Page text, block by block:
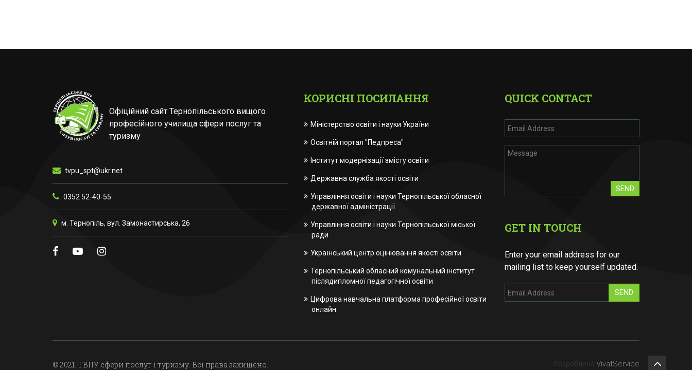
Офіційний сайт Тернопільського вищого
професійного училища сфери послуг та
туризму
tvpu_spt@ukr.net
0352 52-40-55
м. Тернопіль, вул. Замонастирська, 26
КОРИСНІ ПОСИЛАННЯ
Міністерство освіти і науки України
Освітній портал "Педпреса"
Інститут модернізації змісту освіти
Державна служба якості освіти
Управління освіти і науки Тернопільської обласної
державної адміністрації
Управління освіти і науки Тернопільської міської
ради
Український центр оцінювання якості освіти
Тернопільський обласний комунальний інститут
післядипломної педагогічної освіти
Цифрова навчальна платформа професійної освіти
онлайн
QUICK CONTACT
SEND
GET IN TOUCH
Enter your email address for our
mailing list to keep yourself updated.
SEND
© 2021. ТВПУ сфери послуг і туризму. Всі права захищено. Розроблено VivatService